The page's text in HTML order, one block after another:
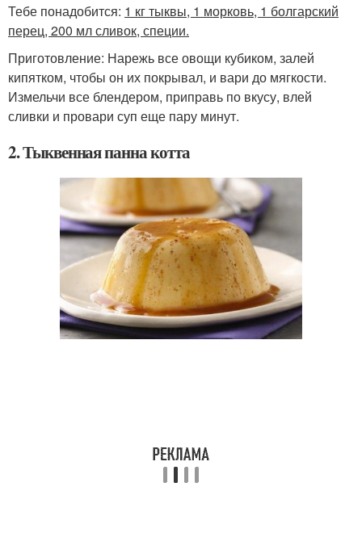
Тебе понадобится: 1 кг тыквы, 1 морковь, 1 болгарский
перец, 200 мл сливок, специи.
Приготовление: Нарежь все овощи кубиком, залей
кипятком, чтобы он их покрывал, и вари до мягкости.
Измельчи все блендером, приправь по вкусу, влей
сливки и провари суп еще пару минут.
2. Тыквенная панна котта